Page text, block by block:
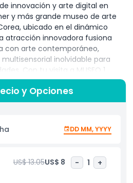
innovación y arte digital en
y más grande museo de arte
ubicado en el dinámico
atracción innovadora fusiona
con arte contemporáneo,
inolvidable para
Con tu visita a MUSEO 1
temáticas hipnotizantes como Ola,
interactivas responden al
Ya seas un entusiasta del
de Busan, MUSEO 1 ofrece un
inmersivas y paisajes
mediático cautiva a turistas,
de contenido por igual. Con
evolución y tecnología de
y Opciones
DD MM, YYYY
US$ 13.05US$ 8 - 1 +